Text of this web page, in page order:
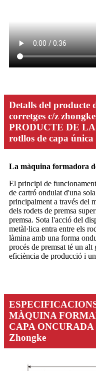
Detalls del producte
corretges c/z
PRODUCTE DE
rotllos de capa
La màquina formadora
El principi de
de cartró ondulat d'una
principalment a través del
dels rodets de premsa
premsa. Sota l'acció del
metàl·lica entra entre els
làmina amb una forma
procés de premsat té un
eficiència de producció i
MÀQUINA
CAPA
Zhongke